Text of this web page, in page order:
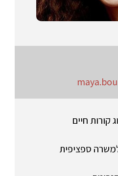
קורות חיים
ספציפית